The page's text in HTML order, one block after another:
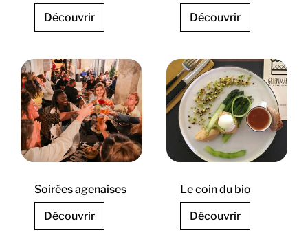
Découvrir Découvrir
Soirées agenaises
Découvrir
Le coin du bio
Découvrir